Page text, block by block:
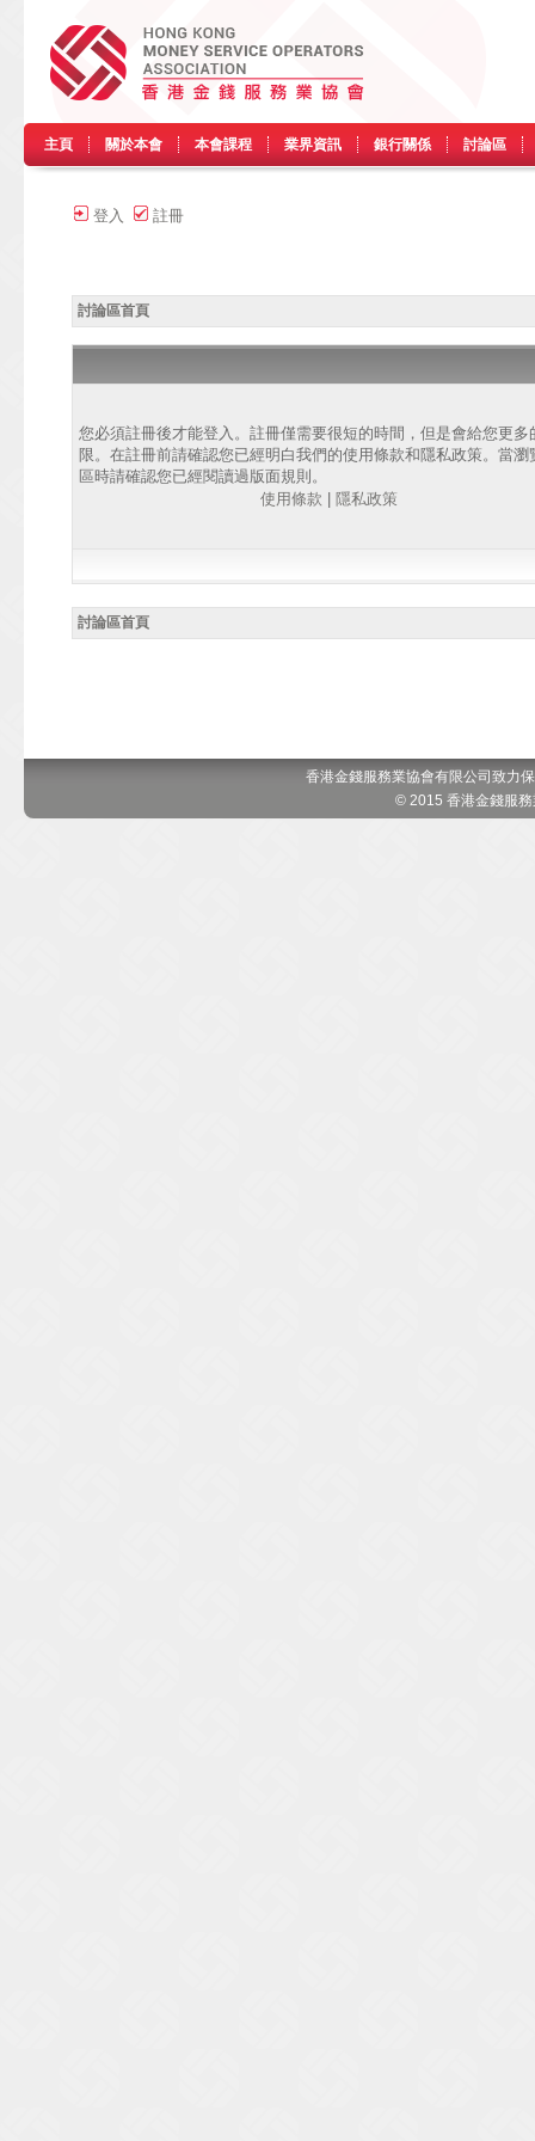
主頁 關於本會 本會課程 業界資訊 銀行關係 討論區
登入 註冊
討論區首頁
您必須註冊後才能登入。註冊僅需要很短的時間，但是會給您更多
限。在註冊前請確認您已經明白我們的使用條款和隱私政策。當瀏
區時請確認您已經閱讀過版面規則。
使用條款
隱私政策
討論區首頁
香港金錢服務業協會有限公司致力
© 2015 香港金錢服